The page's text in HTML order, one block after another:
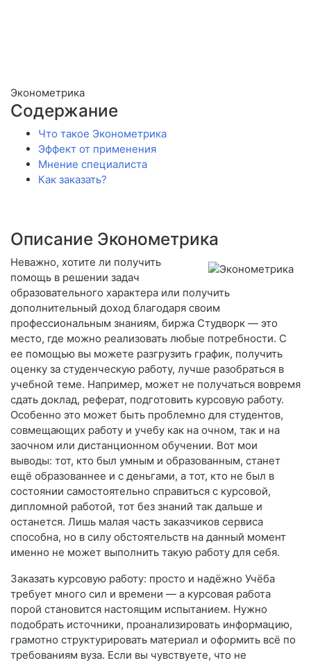
Эконометрика
Содержание
Что такое Эконометрика
Эффект от применения
Мнение специалиста
Как заказать?
Описание Эконометрика
Неважно, хотите ли получить
помощь в решении задач
образовательного характера или получить
дополнительный доход благодаря своим
профессиональным знаниям, биржа Студворк — это
место, где можно реализовать любые потребности. С
ее помощью вы можете разгрузить график, получить
оценку за студенческую работу, лучше разобраться в
учебной теме. Например, может не получаться вовремя
сдать доклад, реферат, подготовить курсовую работу.
Особенно это может быть проблемно для студентов,
совмещающих работу и учебу как на очном, так и на
заочном или дистанционном обучении. Вот мои
выводы: тот, кто был умным и образованным, станет
ещё образованнее и с деньгами, а тот, кто не был в
состоянии самостоятельно справиться с курсовой,
дипломной работой, тот без знаний так дальше и
останется. Лишь малая часть заказчиков сервиса
способна, но в силу обстоятельств на данный момент
именно не может выполнить такую работу для себя.
Заказать курсовую работу: просто и надёжно Учёба
требует много сил и времени — а курсовая работа
порой становится настоящим испытанием. Нужно
подобрать источники, проанализировать информацию,
грамотно структурировать материал и оформить всё по
требованиям вуза. Если вы чувствуете, что не